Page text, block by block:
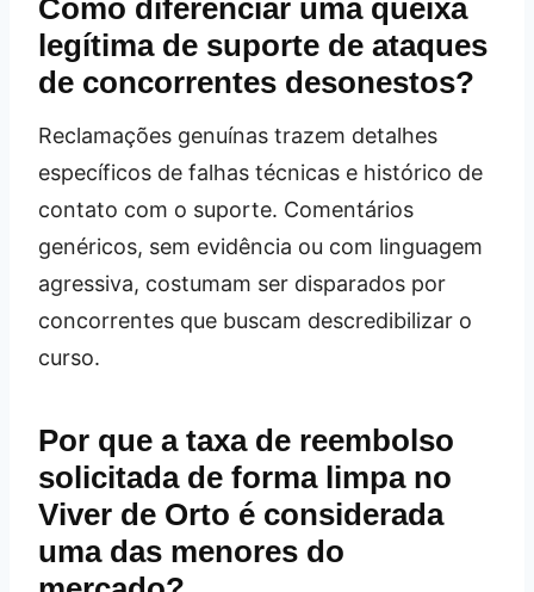
Como diferenciar uma queixa
legítima de suporte de ataques
de concorrentes desonestos?
Reclamações genuínas trazem detalhes
específicos de falhas técnicas e histórico de
contato com o suporte. Comentários
genéricos, sem evidência ou com linguagem
agressiva, costumam ser disparados por
concorrentes que buscam descredibilizar o
curso.
Por que a taxa de reembolso
solicitada de forma limpa no
Viver de Orto é considerada
uma das menores do